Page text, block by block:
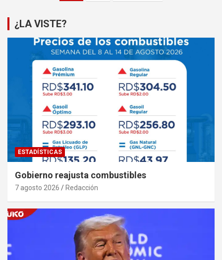
entradas
¿LA VISTE?
ESTADÍSTICAS
Gobierno reajusta combustibles
7 agosto 2026 Redacción